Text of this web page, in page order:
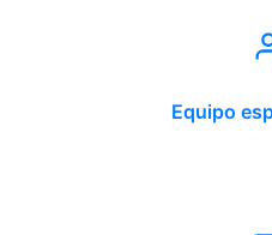
Equipo